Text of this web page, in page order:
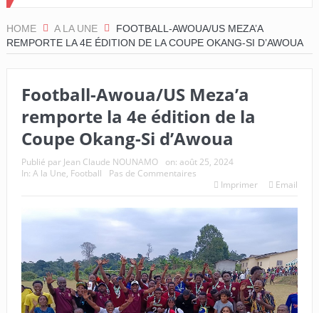
HOME A LA UNE
FOOTBALL-AWOUA/US MEZA’A
REMPORTE LA 4E ÉDITION DE LA COUPE OKANG-SI D’AWOUA
Football-Awoua/US Meza’a
remporte la 4e édition de la
Coupe Okang-Si d’Awoua
Publié par Jean Claude NOUNAMO on: août 25, 2024
In: A la Une, Football
Pas de Commentaires
Imprimer
Email